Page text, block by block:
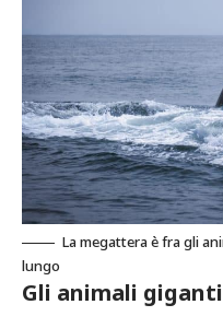
La megattera è fra gli
lungo
Gli animali